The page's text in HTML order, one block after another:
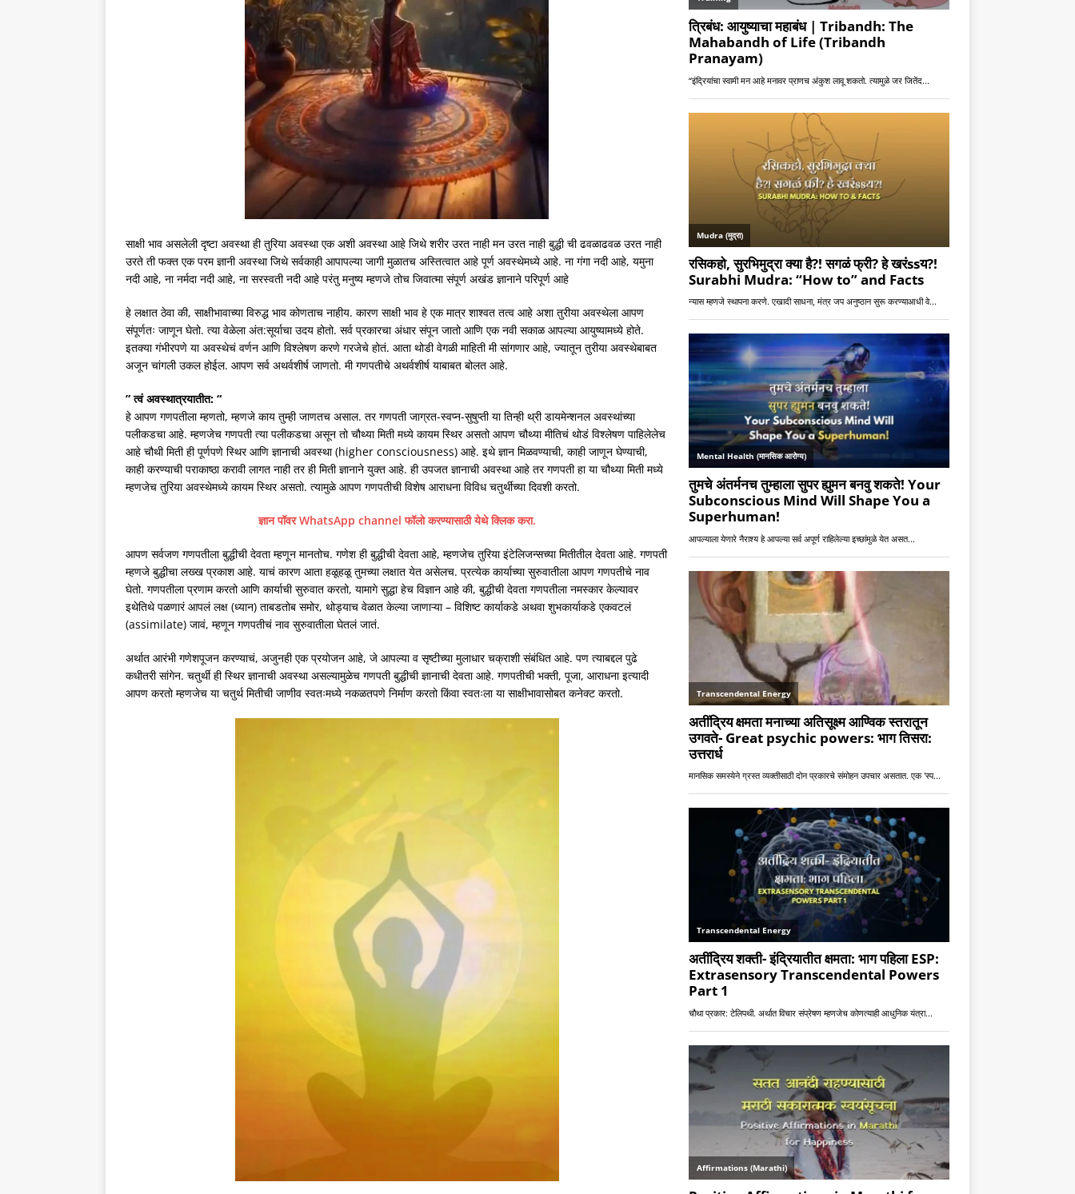
साक्षी भाव असलेली दृष्टा अवस्था ही तुरिया अवस्था एक अशी अवस्था आहे जिथे शरीर उरत नाही मन उरत नाही बुद्धी ची ढवळाढवळ उरत नाही
उरते ती फक्त एक परम ज्ञानी अवस्था जिथे सर्वकाही आपापल्या जागी मुळातच अस्तित्वात आहे पूर्ण अवस्थेमध्ये आहे. ना गंगा नदी आहे, यमुना
नदी आहे, ना नर्मदा नदी आहे, ना सरस्वती नदी आहे परंतु मनुष्य म्हणजे तोच जिवात्मा संपूर्ण अखंड ज्ञानाने परिपूर्ण आहे
हे लक्षात ठेवा की, साक्षीभावाच्या विरुद्ध भाव कोणताच नाहीय. कारण साक्षी भाव हे एक मात्र शाश्वत तत्व आहे अशा तुरीया अवस्थेला आपण
संपूर्णतः जाणून घेतो. त्या वेळेला अंत:सूर्याचा उदय होतो. सर्व प्रकारचा अंधार संपून जातो आणि एक नवी सकाळ आपल्या आयुष्यामध्ये होते.
इतक्या गंभीरपणे या अवस्थेचं वर्णन आणि विश्लेषण करणे गरजेचे होतं. आता थोडी वेगळी माहिती मी सांगणार आहे, ज्यातून तुरीया अवस्थेबाबत
अजून चांगली उकल होईल. आपण सर्व अथर्वशीर्ष जाणतो. मी गणपतीचे अथर्वशीर्ष याबाबत बोलत आहे.
” त्वं अवस्थात्रयातीत: “
हे आपण गणपतीला म्हणतो, म्हणजे काय तुम्ही जाणतच असाल. तर गणपती जाग्रत-स्वप्न-सुषुप्ती या तिन्ही थ्री डायमेन्शनल अवस्थांच्या
पलीकडचा आहे. म्हणजेच गणपती त्या पलीकडचा असून तो चौथ्या मिती मध्ये कायम स्थिर असतो आपण चौथ्या मीतिचं थोडं विश्लेषण पाहिलेलेच
आहे चौथी मिती ही पूर्णपणे स्थिर आणि ज्ञानाची अवस्था (higher consciousness) आहे. इथे ज्ञान मिळवण्याची, काही जाणून घेण्याची,
काही करण्याची पराकाष्ठा करावी लागत नाही तर ही मिती ज्ञानाने युक्त आहे. ही उपजत ज्ञानाची अवस्था आहे तर गणपती हा या चौथ्या मिती मध्ये
म्हणजेच तुरिया अवस्थेमध्ये कायम स्थिर असतो. त्यामुळे आपण गणपतीची विशेष आराधना विविध चतुर्थीच्या दिवशी करतो.
ज्ञान पॉवर WhatsApp channel फॉलो करण्यासाठी येथे क्लिक करा.
आपण सर्वजण गणपतीला बुद्धीची देवता म्हणून मानतोच. गणेश ही बुद्धीची देवता आहे, म्हणजेच तुरिया इंटेलिजन्सच्या मितीतील देवता आहे. गणपती
म्हणजे बुद्धीचा लख्ख प्रकाश आहे. याचं कारण आता हळूहळू तुमच्या लक्षात येत असेलच. प्रत्येक कार्याच्या सुरुवातीला आपण गणपतीचे नाव
घेतो. गणपतीला प्रणाम करतो आणि कार्याची सुरुवात करतो, यामागे सुद्धा हेच विज्ञान आहे की, बुद्धीची देवता गणपतीला नमस्कार केल्यावर
इथेतिथे पळणारं आपलं लक्ष (ध्यान) ताबडतोब समोर, थोड्याच वेळात केल्या जाणाऱ्या – विशिष्ट कार्याकडे अथवा शुभकार्याकडे एकवटलं
(assimilate) जावं, म्हणून गणपतीचं नाव सुरुवातीला घेतलं जातं.
अर्थात आरंभी गणेशपूजन करण्याचं, अजुनही एक प्रयोजन आहे, जे आपल्या व सृष्टीच्या मुलाधार चक्राशी संबंधित आहे. पण त्याबद्दल पुढे
कधीतरी सांगेन. चतुर्थी ही स्थिर ज्ञानाची अवस्था असल्यामुळेच गणपती बुद्धीची ज्ञानाची देवता आहे. गणपतीची भक्ती, पूजा, आराधना इत्यादी
आपण करतो म्हणजेच या चतुर्थ मितीची जाणीव स्वतःमध्ये नकळतपणे निर्माण करतो किंवा स्वतःला या साक्षीभावासोबत कनेक्ट करतो.